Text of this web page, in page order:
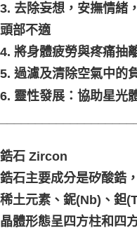
3. 去除妄想，安撫情緒
頭部不適
4. 將身體疲勞與疼痛抽
5. 過濾及清除空氣中的
6. 靈性發展：協助星光
鋯石 Zircon
鋯石主要成分是矽酸鋯
稀土元素、鈮(Nb)、鉭
晶體形態呈四方柱和四